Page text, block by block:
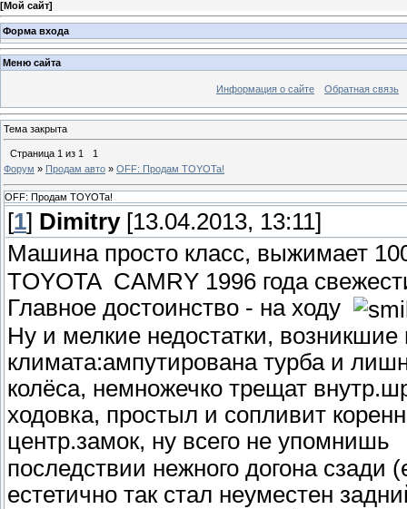
[Мой сайт]
Форма входа
Меню сайта
Информация о сайте Обратная связь
Тема закрыта
Страница 1 из 1
1
Форум » Продам авто » OFF: Продам TOYOTa!
OFF: Продам TOYOTa!
[1] Dimitry[13.04.2013, 13:11]
Машина просто класс, выжимает
TOYOTA CAMRY 1996 года
Главное достоинство - на ходу
Ну и мелкие недостатки, возникшие
климата:ампутирована турба и
колёса, немножечко трещат
ходовка, простыл и сопливит
центр.замок, ну всего не
последствии нежного догона
естетично так стал неуместен